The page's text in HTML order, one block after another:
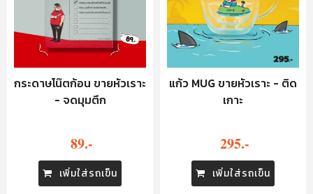
กระดาษโน๊ตก้อน ขายหัวเราะ
- จดมุมตึก
89.-
เพิ่มใส่รถเข็น
แก้ว MUG ขายหัวเราะ - ติด
เกาะ
295.-
เพิ่มใส่รถเข็น